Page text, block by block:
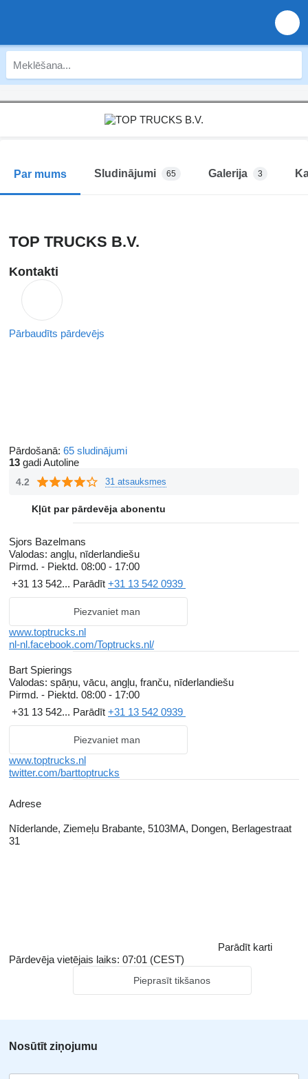
Par mums Sludinājumi 65 Galerija 3
TOP TRUCKS B.V.
Kontakti
Pārbaudīts pārdevējs
Pārdošanā: 65 sludinājumi
13 gadi Autoline
4.2 31 atsauksmes
Kļūt par pārdevēja abonentu
Sjors Bazelmans
Valodas: angļu, nīderlandiešu
Pirmd. - Piektd. 08:00 - 17:00
+31 13 542... Parādīt +31 13 542 0939
Piezvaniet man
www.toptrucks.nl
nl-nl.facebook.com/Toptrucks.nl/
Bart Spierings
Valodas: spāņu, vācu, angļu, franču, nīderlandiešu
Pirmd. - Piektd. 08:00 - 17:00
+31 13 542... Parādīt +31 13 542 0939
Piezvaniet man
www.toptrucks.nl
twitter.com/barttoptrucks
Adrese
Nīderlande, Ziemeļu Brabante, 5103MA, Dongen, Berlagestraat
31
Parādīt karti
Pārdevēja vietējais laiks: 07:01 (CEST)
Pieprasīt tikšanos
Nosūtīt ziņojumu